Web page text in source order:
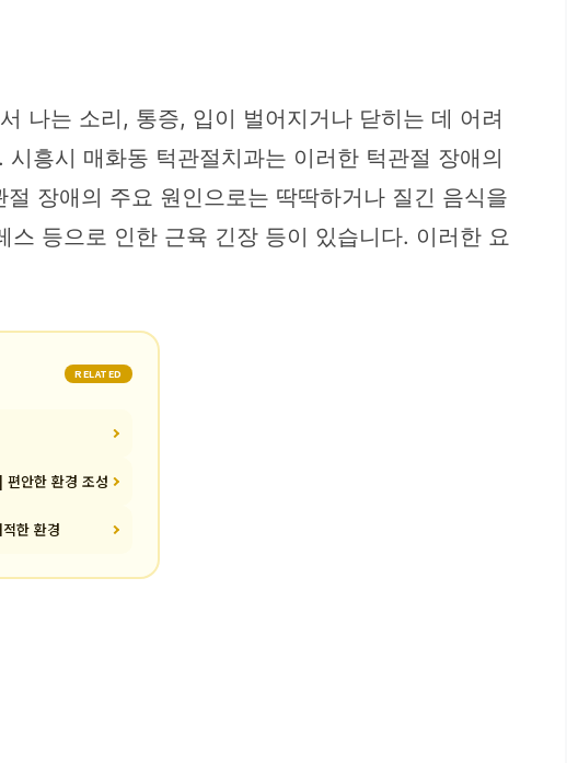
나는 소리, 통증, 입이 벌어지거나 닫히는 데 어려
흥시 매화동 턱관절치과는 이러한 턱관절 장애의
장애의 주요 원인으로는 딱딱하거나 질긴 음식을
등으로 인한 근육 긴장 등이 있습니다. 이러한 요
RELATED
안한 환경 조성
한 환경